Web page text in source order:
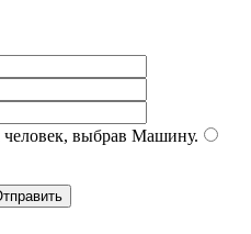
выбрав Машину.